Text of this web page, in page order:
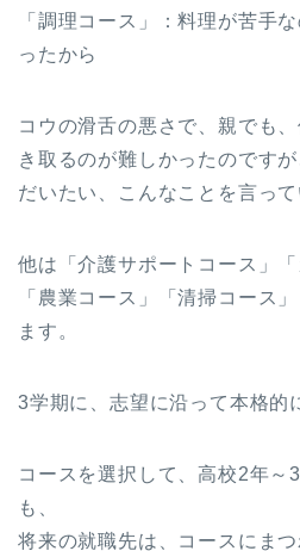
「調理コース」：料理が苦手
ったから
コウの滑舌の悪さで、親でも
き取るのが難しかったのですが
だいたい、こんなことを言って
他は「介護サポートコース」「
「農業コース」「清掃コース
ます。
3学期に、志望に沿って本格的
コースを選択して、高校2年～
も、
将来の就職先は、コースにま